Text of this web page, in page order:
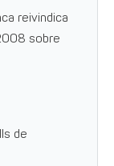
reivindica
sobre
de